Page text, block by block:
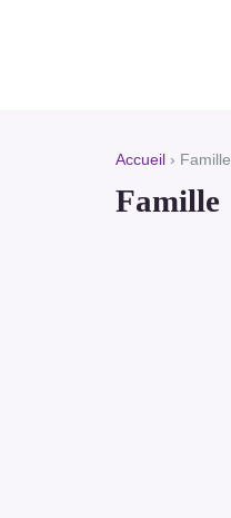
Accueil › Famille
Famille